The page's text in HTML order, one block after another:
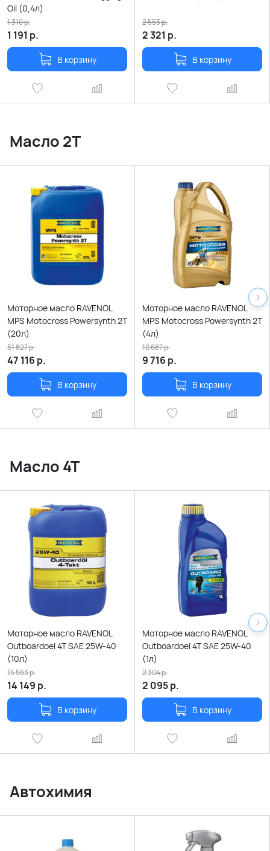
Oil (0,4л)
1 191 р.
1 310р.
В корзину
2 321 р.
2 553р.
В корзину
Масло 2Т
Моторное масло RAVENOL
MPS Motocross Powersynth 2T
(20л)
47 116 р.
51 827р.
В корзину
Моторное масло RAVENOL
MPS Motocross Powersynth 2T
(4л)
9 716 р.
10 687р.
В корзину
Масло 4Т
Моторное масло RAVENOL
Outboardoel 4T SAE 25W-40
(10л)
14 149 р.
15 563р.
В корзину
Моторное масло RAVENOL
Outboardoel 4T SAE 25W-40
(1л)
2 095р.
2 304р.
В корзину
Автохимия